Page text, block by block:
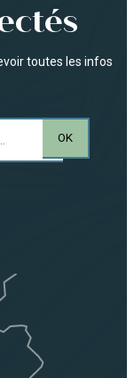
toutes les infos